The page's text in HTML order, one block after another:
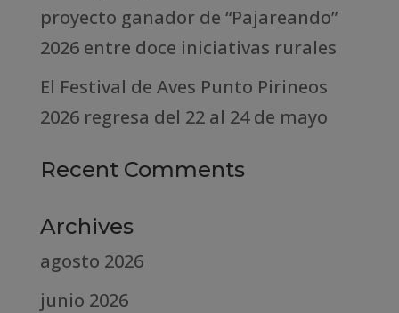
proyecto ganador de “Pajareando”
2026 entre doce iniciativas rurales
El Festival de Aves Punto Pirineos
2026 regresa del 22 al 24 de mayo
Recent Comments
Archives
agosto 2026
junio 2026